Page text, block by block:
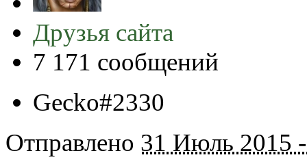
Друзья сайта
7 171 сообщений
Gecko#2330
Отправлено 31 Июль 2015